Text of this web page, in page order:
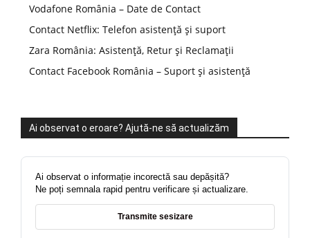
Vodafone România – Date de Contact
Contact Netflix: Telefon asistență și suport
Zara România: Asistență, Retur și Reclamații
Contact Facebook România – Suport și asistență
Ai observat o eroare? Ajută-ne să actualizăm
Ai observat o informație incorectă sau depășită?
Ne poți semnala rapid pentru verificare și actualizare.
Transmite sesizare